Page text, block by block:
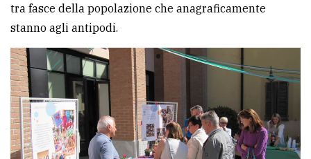
tra fasce della popolazione che anagraficamente
stanno agli antipodi.